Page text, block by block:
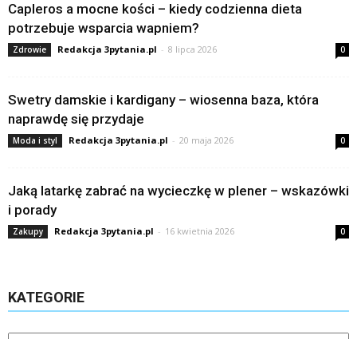
Capleros a mocne kości – kiedy codzienna dieta
potrzebuje wsparcia wapniem?
Zdrowie Redakcja 3pytania.pl - 8 lipca 2026 0
Swetry damskie i kardigany – wiosenna baza, która
naprawdę się przydaje
Moda i styl Redakcja 3pytania.pl - 20 maja 2026 0
Jaką latarkę zabrać na wycieczkę w plener – wskazówki
i porady
Zakupy Redakcja 3pytania.pl - 16 kwietnia 2026 0
KATEGORIE
Kategorie